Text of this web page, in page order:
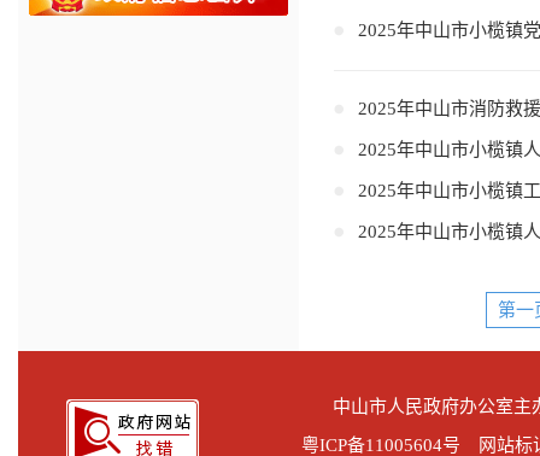
2025年中山市小榄镇
2025年中山市消防救
2025年中山市小榄镇
2025年中山市小榄镇
2025年中山市小榄镇
第
中山市人民政府办公室
粤ICP备11005604号 网站标